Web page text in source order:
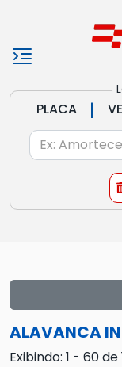
PLACA |
ALAVANCA
Exibindo: 1 - 60